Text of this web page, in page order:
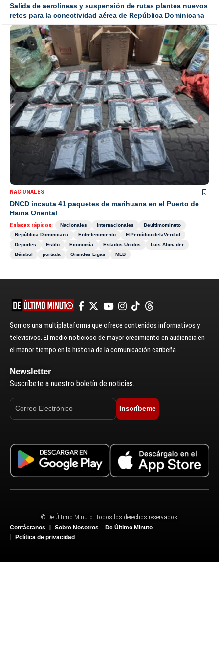
Salida de aerolíneas y suspensión de rutas plantea nuevos
retos para la conectividad aérea de República Dominicana
NACIONALES
DNCD incauta 41 paquetes de marihuana en el Puerto de
Haina Oriental
Enlaces rápidos: Nacionales Internacionales
Deultimominuto
República Dominicana
Entretenimiento
ElPeriódicodelaVerdad
Deportes
Estilo Economía Estados Unidos
Luis Abinader
Béisbol
portada Grandes Ligas MLB
Somos una multiplataforma que ofrece contenidos informativos y
televisivos. El medio noticioso de mayor crecimiento en audiencia en
el menor tiempo en la historia de la comunicación caribeña.
Newsletter
Suscríbete a nuestro boletín de noticias.
Inscríbeme
© De Último Minuto. Todos los derechos reservados.
Contáctanos
Sobre Nosotros – De Último Minuto
Política de privacidad